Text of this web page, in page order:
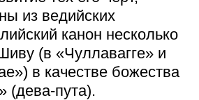
из ведийских
канон несколько
(в «Чуллавагге» и
в качестве божества
(дева-пута).